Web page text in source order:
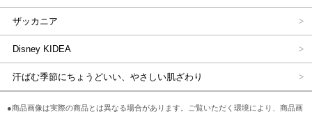
ザッカニア
Disney KIDEA
汗ばむ季節にちょうどいい、やさしい肌ざわり
●商品画像は実際の商品とは異なる場合があります。ご覧いただく環境により、商品画